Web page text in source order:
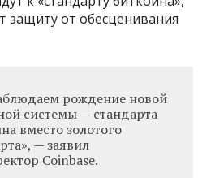
защиту от обесценивания
рождение новой
системы — стандарта
вместо золотого
— заявил
Coinbase.